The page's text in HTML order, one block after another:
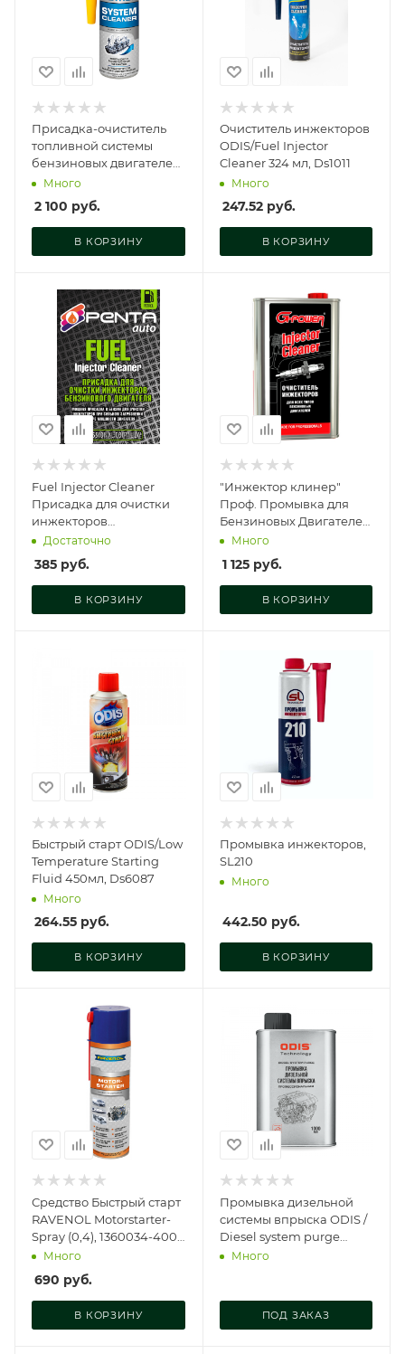
Присадка-очиститель
топливной системы
бензиновых двигателей
RAVENOL Petrol System
Cleaner (0,3 л), 1390202-
300-05-000
Много
2 100 руб.
В КОРЗИНУ
Очиститель инжекторов
ODIS/Fuel Injector
Cleaner 324 мл, Ds1011
Много
247.52руб.
В КОРЗИНУ
Fuel Injector Cleaner
Присадка для очистки
инжекторов
бензинового двигателя,
Достаточно
385 руб.
В КОРЗИНУ
"Инжектор клинер"
Проф. Промывка для
Бензиновых Двигателей,
1000 мл, GP-1000
Много
1 125руб.
В КОРЗИНУ
Быстрый старт ODIS/Low
Temperature Starting
Fluid 450мл, Ds6087
Много
264.55 руб.
В КОРЗИНУ
Промывка инжекторов,
SL210
Много
442.50 руб.
В КОРЗИНУ
Средство Быстрый старт
RAVENOL Motorstarter-
Spray (0,4), 1360034-400-
05-000
Много
690 руб.
В КОРЗИНУ
Промывка дизельной
системы впрыска ODIS /
Diesel system purge
(Upgrade), Ds8095
Много
ПОД ЗАКАЗ